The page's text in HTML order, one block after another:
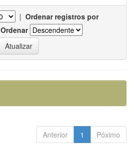
| Ordenar registros por
Ordenar
Anterior 1 Póximo